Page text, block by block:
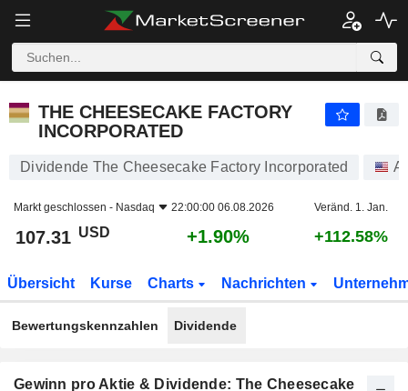
THE CHEESECAKE FACTORY
INCORPORATED
Dividende The Cheesecake Factory Incorporated
Markt geschlossen - Nasdaq 22:00:00 06.08.2026 Veränd. 1. Jan.
107.31 USD +1.90% +112.58%
Übersicht Kurse Charts Nachrichten
Bewertungskennzahlen Dividende
Gewinn pro Aktie & Dividende: The Cheesecake